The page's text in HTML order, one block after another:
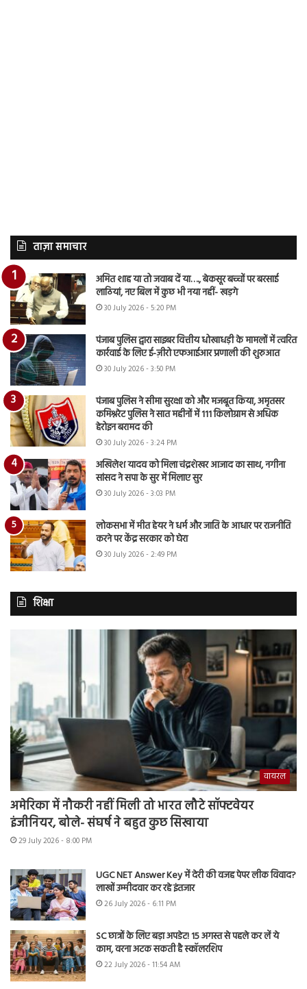
ताज़ा समाचार
अमित शाह या तो जवाब दें या…., बेकसूर बच्चों पर बरसाई
लाठियां, नए बिल में कुछ भी नया नहीं- खड़गे
30 July 2026 - 5:20 PM
पंजाब पुलिस द्वारा साइबर वित्तीय धोखाधड़ी के मामलों में त्वरित
कार्रवाई के लिए ई-ज़ीरो एफआईआर प्रणाली की शुरुआत
30 July 2026 - 3:50 PM
पंजाब पुलिस ने सीमा सुरक्षा को और मजबूत किया, अमृतसर
कमिश्नरेट पुलिस ने सात महीनों में 111 किलोग्राम से अधिक
हेरोइन बरामद की
30 July 2026 - 3:24 PM
अखिलेश यादव को मिला चंद्रशेखर आजाद का साथ, नगीना
सांसद ने सपा के सुर में मिलाए सुर
30 July 2026 - 3:03 PM
लोकसभा में मीत हेयर ने धर्म और जाति के आधार पर राजनीति
करने पर केंद्र सरकार को घेरा
30 July 2026 - 2:49 PM
शिक्षा
वायरल
अमेरिका में नौकरी नहीं मिली तो भारत लौटे सॉफ्टवेयर
इंजीनियर, बोले- संघर्ष ने बहुत कुछ सिखाया
29 July 2026 - 8:00 PM
UGC NET Answer Key में देरी की वजह पेपर लीक विवाद?
लाखों उम्मीदवार कर रहे इंतजार
26 July 2026 - 6:11 PM
SC छात्रों के लिए बड़ा अपडेट! 15 अगस्त से पहले कर लें ये
काम, वरना अटक सकती है स्कॉलरशिप
22 July 2026 - 11:54 AM